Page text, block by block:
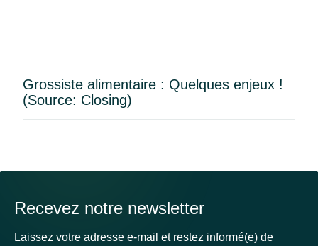
Grossiste alimentaire : Quelques enjeux !
(Source: Closing)
Recevez notre newsletter
Laissez votre adresse e-mail et restez informé(e) de